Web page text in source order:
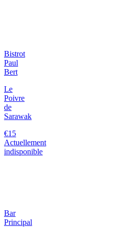
Bistrot
Paul
Bert
Le
Poivre
de
Sarawak
€15
Actuellement
indisponible
Bar
Principal